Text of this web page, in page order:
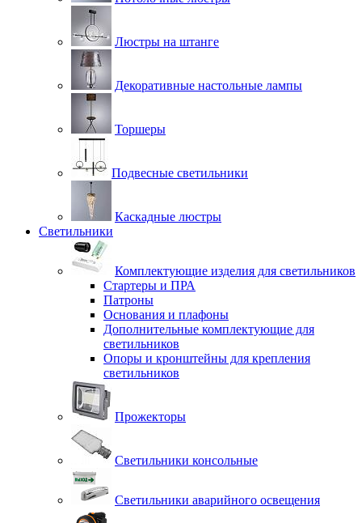
Люстры на штанге
Декоративные настольные лампы
Торшеры
Подвесные светильники
Каскадные люстры
Светильники
Комплектующие изделия для светильников
Стартеры и ПРА
Патроны
Основания и плафоны
Дополнительные комплектующие для
светильников
Опоры и кронштейны для крепления
светильников
Прожекторы
Светильники консольные
Светильники аварийного освещения